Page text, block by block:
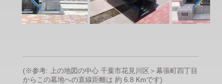
(※参考: 上の地図の中心 千葉市花見川区＞幕張町四丁目
からこの墓地への直線距離は 約 6.8 Kmです)